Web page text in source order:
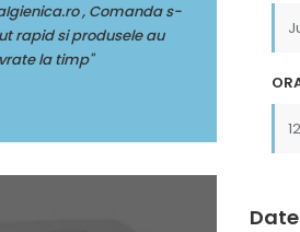
profesionalism"
a facut rapid si
fost livrate la